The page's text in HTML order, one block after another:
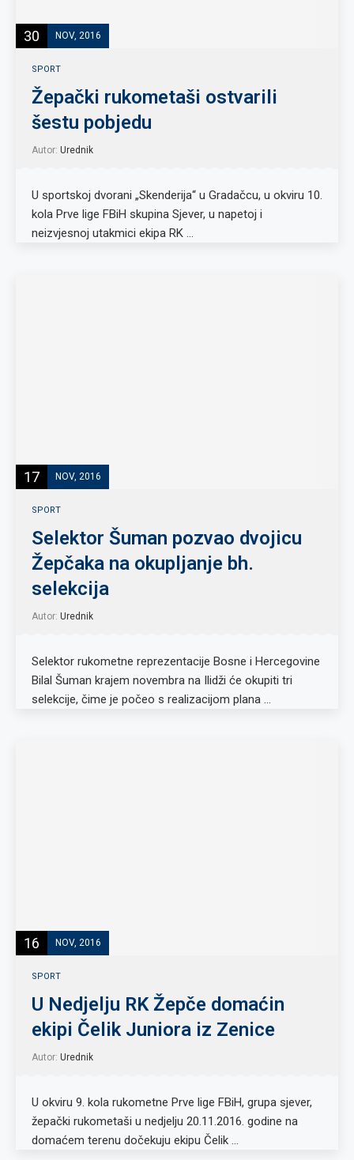
30 NOV, 2016
SPORT
Žepački rukometaši ostvarili
šestu pobjedu
Autor: Urednik
U sportskoj dvorani „Skenderija“ u Gradačcu, u okviru 10.
kola Prve lige FBiH skupina Sjever, u napetoj i
neizvjesnoj utakmici ekipa RK …
17 NOV, 2016
SPORT
Selektor Šuman pozvao dvojicu
Žepčaka na okupljanje bh.
selekcija
Autor: Urednik
Selektor rukometne reprezentacije Bosne i Hercegovine
Bilal Šuman krajem novembra na Ilidži će okupiti tri
selekcije, čime je počeo s realizacijom plana …
16 NOV, 2016
SPORT
U Nedjelju RK Žepče domaćin
ekipi Čelik Juniora iz Zenice
Autor: Urednik
U okviru 9. kola rukometne Prve lige FBiH, grupa sjever,
žepački rukometaši u nedjelju 20.11.2016. godine na
domaćem terenu dočekuju ekipu Čelik …